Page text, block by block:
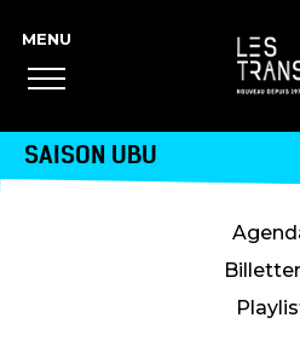
SAISON UBU